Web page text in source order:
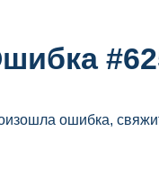
ошибка,